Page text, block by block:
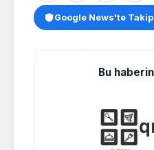
Google News'te Takip
Bu